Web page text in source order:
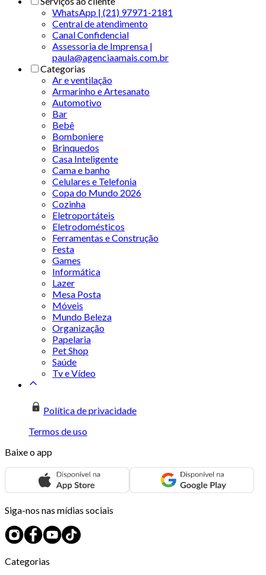
WhatsApp | (21) 97971-2181
Central de atendimento
Canal Confidencial
Assessoria de Imprensa |
paula@agenciaamais.com.br
Categorias
Ar e ventilação
Armarinho e Artesanato
Automotivo
Bar
Bebê
Bomboniere
Brinquedos
Casa Inteligente
Cama e banho
Celulares e Telefonia
Copa do Mundo 2026
Cozinha
Eletroportáteis
Eletrodomésticos
Ferramentas e Construção
Festa
Games
Informática
Lazer
Mesa Posta
Móveis
Mundo Beleza
Organização
Papelaria
Pet Shop
Saúde
Tv e Vídeo
Política de privacidade
Termos de uso
Baixe o app
Siga-nos nas mídias sociais
Categorias